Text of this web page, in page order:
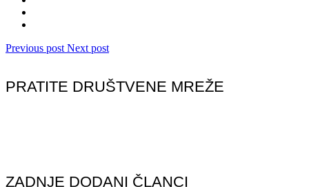
Previous post Next post
PRATITE DRUŠTVENE MREŽE
ZADNJE DODANI ČLANCI